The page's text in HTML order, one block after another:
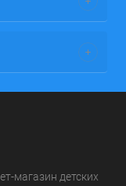
магазин детских